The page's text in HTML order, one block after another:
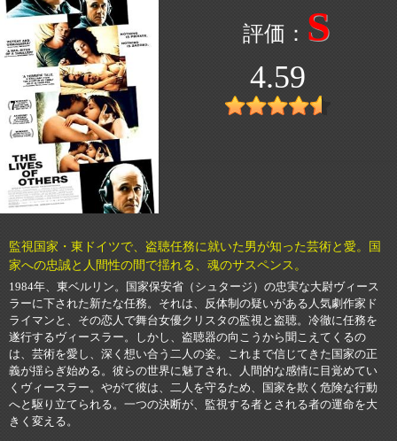
S
4.59
監視国家・東ドイツで、盗聴任務に就いた男が知った芸術と愛。国
家への忠誠と人間性の間で揺れる、魂のサスペンス。
1984年、東ベルリン。国家保安省（シュタージ）の忠実な大尉ヴィース
ラーに下された新たな任務。それは、反体制の疑いがある人気劇作家ド
ライマンと、その恋人で舞台女優クリスタの監視と盗聴。冷徹に任務を
遂行するヴィースラー。しかし、盗聴器の向こうから聞こえてくるの
は、芸術を愛し、深く想い合う二人の姿。これまで信じてきた国家の正
義が揺らぎ始める。彼らの世界に魅了され、人間的な感情に目覚めてい
くヴィースラー。やがて彼は、二人を守るため、国家を欺く危険な行動
へと駆り立てられる。一つの決断が、監視する者とされる者の運命を大
きく変える。